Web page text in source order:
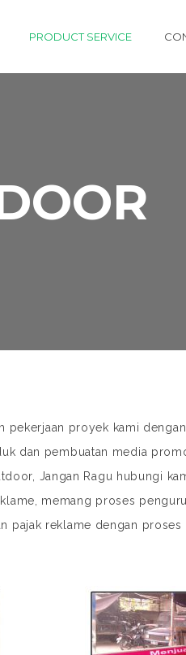
PRODUCT SERVICE
proyek kami
dan pembuatan media
Jangan Ragu hubungi
memang proses
pajak reklame dengan proses